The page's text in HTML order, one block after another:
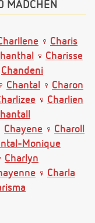
MÄDCHEN
Charis
Charisse
Chandeni
Chantal
Charon
Charlien
Chayene
Charoll
Monique
Charlyn
Charla